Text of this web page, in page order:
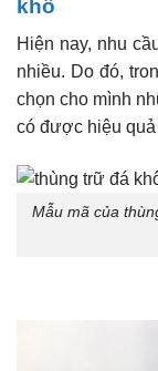
khô
Hiện nay, nhu
nhiều. Do đó,
chọn cho mình
có được hiệu quả
Mẫu mã của